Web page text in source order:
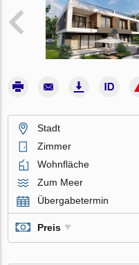
Stadt
Zimmer
Wohnfläche
Zum Meer
Übergabetermin
Preis